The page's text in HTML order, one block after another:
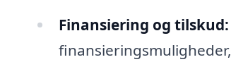
Finansiering og tilskud: